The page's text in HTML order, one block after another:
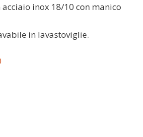
inox 18/10 con manico
in lavastoviglie.